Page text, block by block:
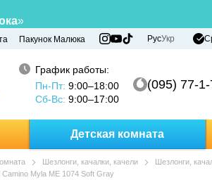
»
Пакунок Малюка РусУкр
График работы:
Пн-Пт: 9:00–18:00
Сб-Вс: 9:00–17:00
(095) 77-
Детская комната
Шезлонги, качалки, качели
Шезлонги,
Myla ME 1074 Soft Gray